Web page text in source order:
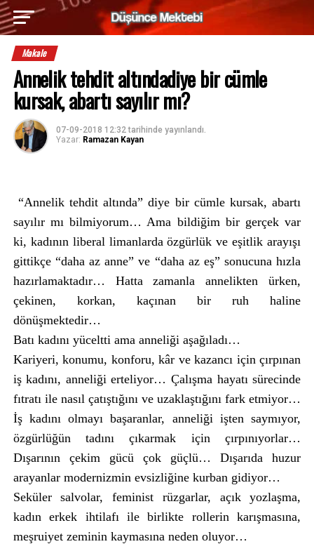
Makale
Annelik tehdit altındadiye bir cümle
kursak, abartı sayılır mı?
07-09-2018 12:32tarihinde yayınlandı.
Yazar: Ramazan Kayan
“Annelik tehdit altında” diye bir cümle kursak, abartı
sayılır mı bilmiyorum… Ama bildiğim bir gerçek var
ki, kadının liberal limanlarda özgürlük ve eşitlik arayışı
gittikçe “daha az anne” ve “daha az eş” sonucuna hızla
hazırlamaktadır… Hatta zamanla annelikten ürken,
çekinen, korkan, kaçınan bir ruh haline
dönüşmektedir…
Batı kadını yüceltti ama anneliği aşağıladı…
Kariyeri, konumu, konforu, kâr ve kazancı için çırpınan
iş kadını, anneliği erteliyor… Çalışma hayatı sürecinde
fıtratı ile nasıl çatıştığını ve uzaklaştığını fark etmiyor…
İş kadını olmayı başaranlar, anneliği işten saymıyor,
özgürlüğün tadını çıkarmak için çırpınıyorlar…
Dışarının çekim gücü çok güçlü… Dışarıda huzur
arayanlar modernizmin evsizliğine kurban gidiyor…
Seküler salvolar, feminist rüzgarlar, açık yozlaşma,
kadın erkek ihtilafı ile birlikte rollerin karışmasına,
meşruiyet zeminin kaymasına neden oluyor…